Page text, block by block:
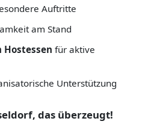
Auftritte
am Stand
für aktive
Unterstützung
das überzeugt!